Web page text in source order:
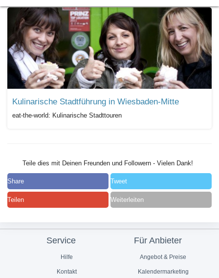
Kulinarische Stadtführung in Wiesbaden-Mitte
eat-the-world: Kulinarische Stadttouren
Teile dies mit Deinen Freunden und Followern - Vielen Dank!
Share Tweet
Teilen Weiterleiten
Service
Hilfe
Kontakt
Für Anbieter
Angebot & Preise
Kalendermarketing